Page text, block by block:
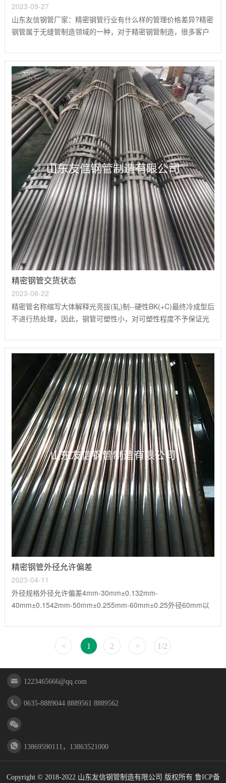
2023-09-27
山东友信钢管厂家：精密钢管行业有什么样的管理价格差异?精密
钢管属于无缝管制造领域的一种，对于精密钢管制造，很多客户
精密钢管正规厂家和非正规厂还是有很大的区别的，具体有哪些
区别?友信钢管认为有以下几点：1.材料非正规工
精密钢管交货状态
2023-08-22
精密管名称缩写大体解释光亮拔(轧)制--硬性BK(+C)最终冷成型后
不进行热处理，因此，钢管可塑性小，对可塑性程度不予保证光
续进行再加工时钢管允许在一定界限内冷变形(弯、扩口)光亮拔
(轧)制--去应力退火BKS(+Sra)终冷成型后，进行一次消除内应力
热处理，钢管可以在
精密钢管外径允许偏差
2023-04-11
外径规格外径允许偏差4mm-30mm±0.132mm-
40mm±0.1542mm-50mm±0.255mm-60mm±0.25外径60mm以
内，小口径钢管可做±0.05到0.1mm内
< 1 2 > 1/2
1223465666@qq.com
0635-8889044 8889561 8889562
13869590111，13863521000
Copyright © 2018-2022 山东友信钢管制造有限公司 版权所有 鲁ICP备